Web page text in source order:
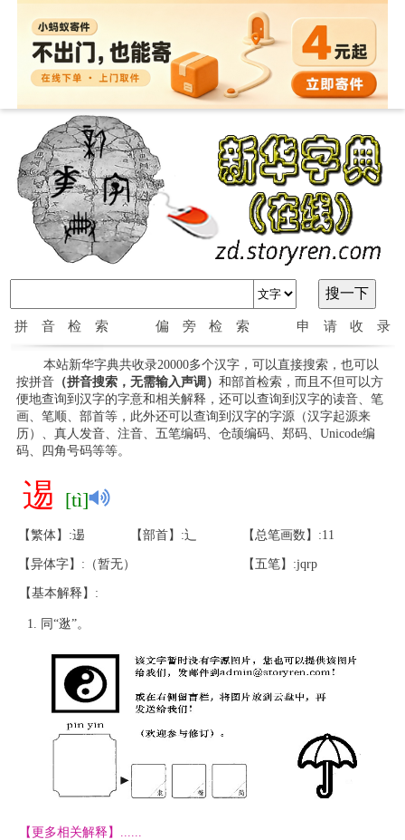
拼音检索 偏旁检索 申请收录
本站新华字典共收录20000多个汉字，可以直接搜索，也可以
按拼音（拼音搜索，无需输入声调） 和部首检索，而且不但可以方
便地查询到汉字的字意和相关解释，还可以查询到汉字的读音、笔
画、笔顺、部首等，此外还可以查询到汉字的字源（汉字起源来
历）、真人发音、注音、五笔编码、仓颉编码、郑码、Unicode编
码、四角号码等等。
逷 [tì]
【繁体】:逷 【部首】:辶 【总笔画数】:11
【异体字】:（暂无） 【五笔】:jqrp
【基本解释】:
同“逖”。
【更多相关解释】......